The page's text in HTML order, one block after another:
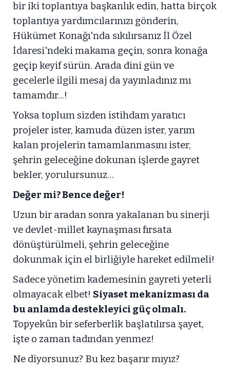
bir iki toplantıya başkanlık edin, hatta birçok
toplantıya yardımcılarınızı gönderin,
Hükümet Konağı'nda sıkılırsanız İl Özel
İdaresi'ndeki makama geçin, sonra konağa
geçip keyif sürün. Arada dini gün ve
gecelerle ilgili mesaj da yayınladınız mı
tamamdır...!
Yoksa toplum sizden istihdam yaratıcı
projeler ister, kamuda düzen ister, yarım
kalan projelerin tamamlanmasını ister,
şehrin geleceğine dokunan işlerde gayret
bekler, yorulursunuz…
Değer mi? Bence değer!
Uzun bir aradan sonra yakalanan bu sinerji
ve devlet-millet kaynaşması fırsata
dönüştürülmeli, şehrin geleceğine
dokunmak için el birliğiyle hareket edilmeli!
Sadece yönetim kademesinin gayreti yeterli
olmayacak elbet! Siyaset mekanizması da
bu anlamda destekleyici güç olmalı.
Topyekûn bir seferberlik başlatılırsa şayet,
işte o zaman tadından yenmez!
Ne diyorsunuz? Bu kez başarır mıyız?